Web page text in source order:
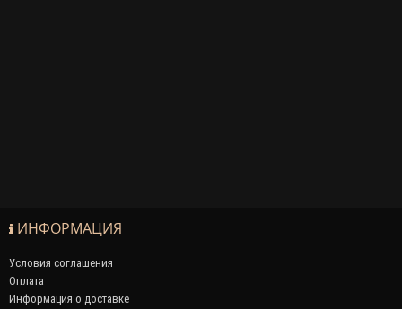
ИНФОРМАЦИЯ
Условия соглашения
Оплата
Информация о доставке